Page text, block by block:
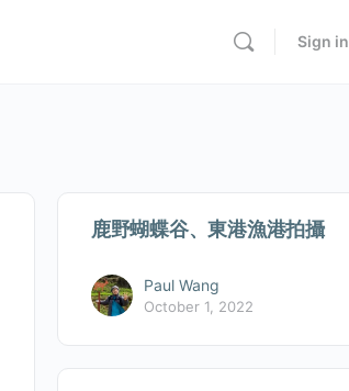
Sign in
鹿野蝴蝶谷、東港漁港拍攝
Paul Wang
October 1, 2022